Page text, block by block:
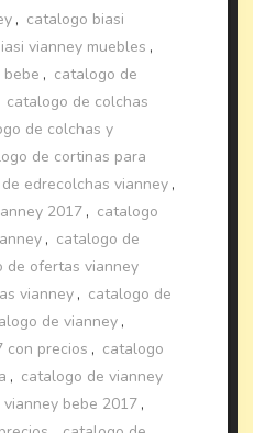
, catalogo biasi
vianney muebles ,
, catalogo de
catalogo de colchas
de colchas y
de cortinas para
edrecolchas vianney ,
2017 , catalogo
, catalogo de
de ofertas vianney
vianney , catalogo de
de vianney ,
con precios , catalogo
, catalogo de vianney
bebe 2017 ,